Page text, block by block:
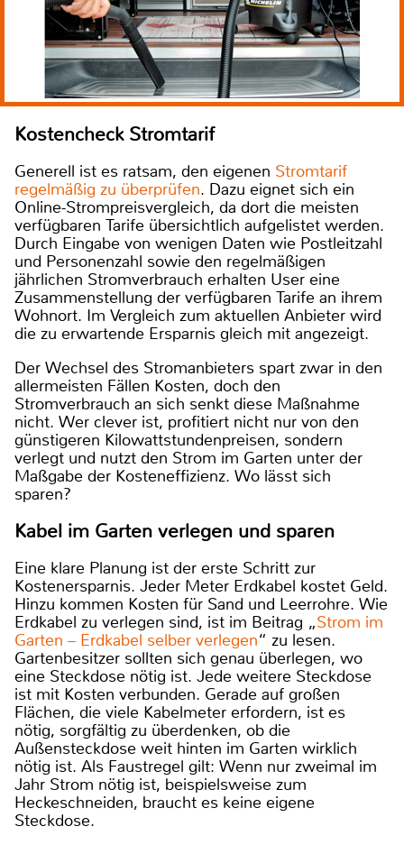
Kostencheck Stromtarif
Generell ist es ratsam, den eigenen Stromtarif
regelmäßig zu überprüfen. Dazu eignet sich ein
Online-Strompreisvergleich, da dort die meisten
verfügbaren Tarife übersichtlich aufgelistet werden.
Durch Eingabe von wenigen Daten wie Postleitzahl
und Personenzahl sowie den regelmäßigen
jährlichen Stromverbrauch erhalten User eine
Zusammenstellung der verfügbaren Tarife an ihrem
Wohnort. Im Vergleich zum aktuellen Anbieter wird
die zu erwartende Ersparnis gleich mit angezeigt.
Der Wechsel des Stromanbieters spart zwar in den
allermeisten Fällen Kosten, doch den
Stromverbrauch an sich senkt diese Maßnahme
nicht. Wer clever ist, profitiert nicht nur von den
günstigeren Kilowattstundenpreisen, sondern
verlegt und nutzt den Strom im Garten unter der
Maßgabe der Kosteneffizienz. Wo lässt sich
sparen?
Kabel im Garten verlegen und sparen
Eine klare Planung ist der erste Schritt zur
Kostenersparnis. Jeder Meter Erdkabel kostet Geld.
Hinzu kommen Kosten für Sand und Leerrohre. Wie
Erdkabel zu verlegen sind, ist im Beitrag „Strom im
Garten – Erdkabel selber verlegen“ zu lesen.
Gartenbesitzer sollten sich genau überlegen, wo
eine Steckdose nötig ist. Jede weitere Steckdose
ist mit Kosten verbunden. Gerade auf großen
Flächen, die viele Kabelmeter erfordern, ist es
nötig, sorgfältig zu überdenken, ob die
Außensteckdose weit hinten im Garten wirklich
nötig ist. Als Faustregel gilt: Wenn nur zweimal im
Jahr Strom nötig ist, beispielsweise zum
Heckeschneiden, braucht es keine eigene
Steckdose.